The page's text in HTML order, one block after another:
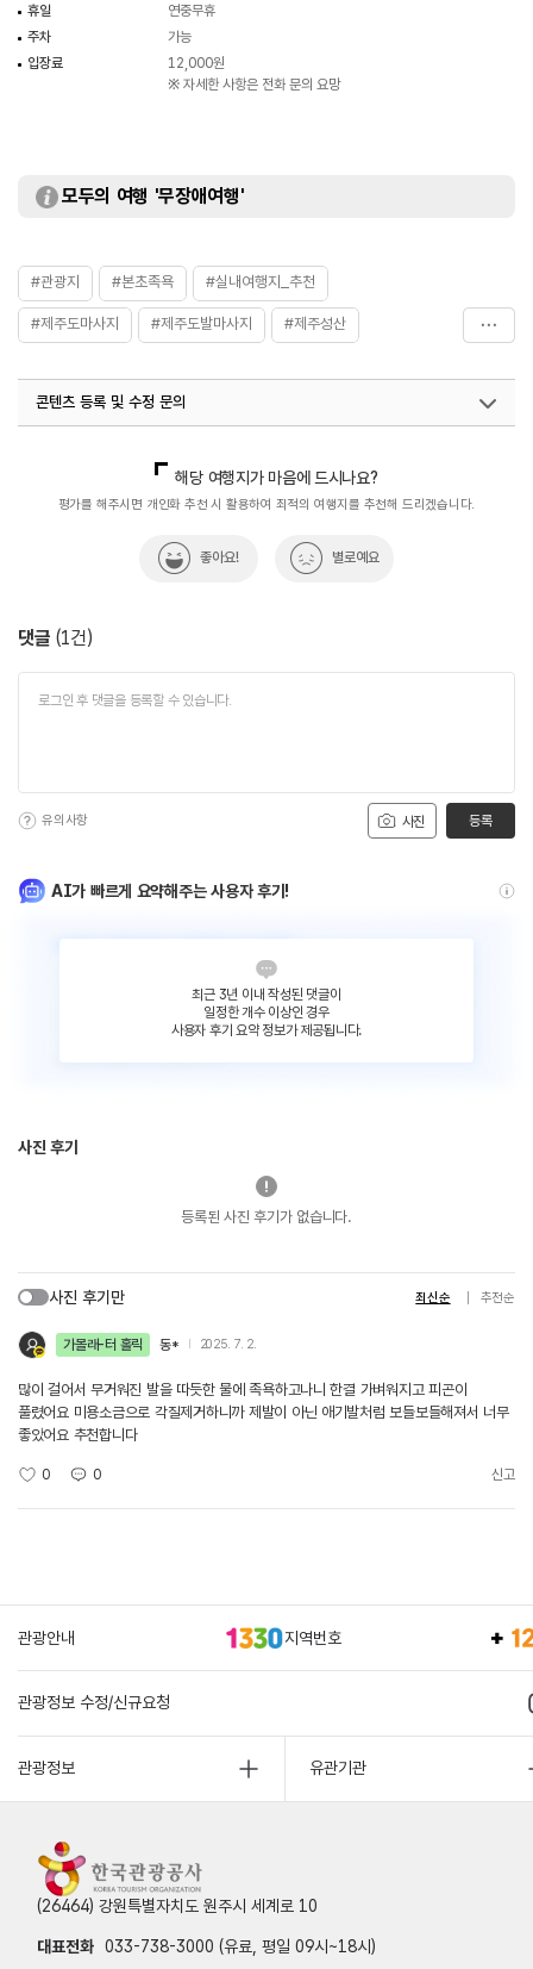
휴일
연중무휴
주차
가능
입장료
12,000원
※ 자세한 사항은 전화 문의 요망
모두의 여행 '무장애여행'
#관광지 #본초족욕 #실내여행지_추천
#제주도마사지 #제주도발마사지 #제주성산
콘텐츠 등록 및 수정 문의
해당 여행지가 마음에 드시나요?
평가를 해주시면 개인화 추천 시 활용하여 최적의 여행지를 추천해 드리겠습니다.
좋아요! 별로예요
댓글 (1건)
사진
유의사항 등록
AI가 빠르게 요약해주는 사용자 후기!
최근 3년 이내 작성된 댓글이
일정한 개수 이상인 경우
사용자 후기 요약 정보가 제공됩니다.
사진 후기
등록된 사진 후기가 없습니다.
사진 후기만 최신순 추천순
가볼래-터 홀릭 동* 2025. 7. 2.
많이 걸어서 무거워진 발을 따듯한 물에 족욕하고나니 한결 가벼워지고 피곤이
풀렸어요 미용소금으로 각질제거하니까 제발이 아닌 애기발처럼 보들보들해져서 너무
좋았어요 추천합니다
0 0 신고
관광안내 지역번호
관광정보 수정/신규요청
관광정보 유관기관
(26464) 강원특별자치도 원주시 세계로 10
대표전화 033-738-3000 (유료, 평일 09시~18시)